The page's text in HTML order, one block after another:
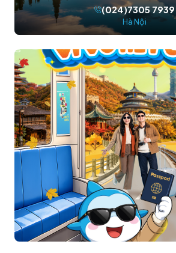
(024)7305 7939
Hà Nội